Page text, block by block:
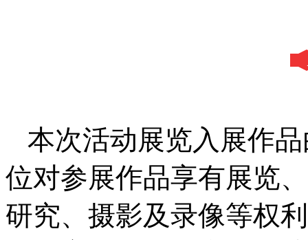
本次活动展览入展作
位对参展作品享有展览
研究、摄影及录像等权